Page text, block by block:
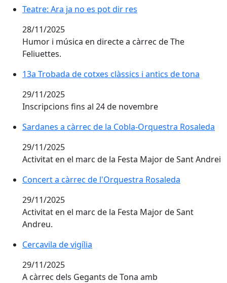
Teatre: Ara ja no es pot dir res
Teatre: Ara ja no es pot dir res
28/11/2025
Humor i música en directe a càrrec de The
Feliuettes.
13a Trobada de cotxes clàssics i antics de tona
13a Trobada de cotxes clàssics i antics de tona
29/11/2025
Inscripcions fins al 24 de novembre
Sardanes a càrrec de la Cobla-Orquestra Rosaleda
Sardanes a càrrec de la Cobla-Orquestra Rosaleda
29/11/2025
Activitat en el marc de la Festa Major de Sant Andrei
Concert a càrrec de l'Orquestra Rosaleda
Concert a càrrec de l'Orquestra Rosaleda
29/11/2025
Activitat en el marc de la Festa Major de Sant
Andreu.
Cercavila de vigília
Cercavila de vigília
29/11/2025
A càrrec dels Gegants de Tona amb